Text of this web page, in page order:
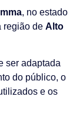
, no estado
região de Alto
ser adaptada
do público, o
e os